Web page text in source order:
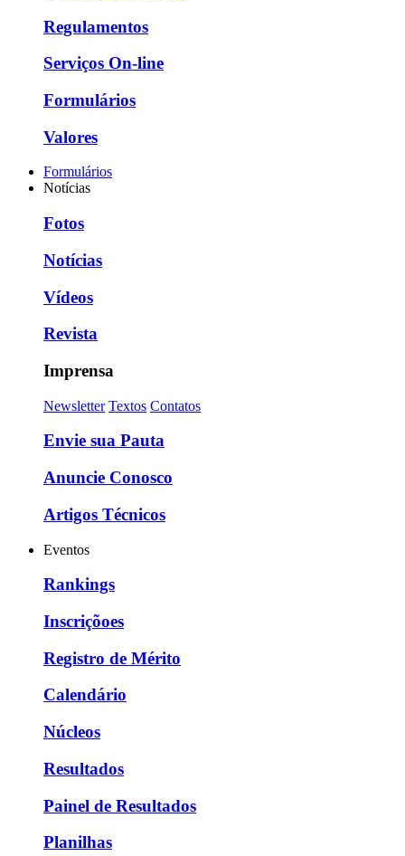
Regulamentos
Serviços On-line
Formulários
Valores
Formulários
Notícias
Fotos
Notícias
Vídeos
Revista
Imprensa
Newsletter Textos Contatos
Envie sua Pauta
Anuncie Conosco
Artigos Técnicos
Eventos
Rankings
Inscriçõoes
Registro de Mérito
Calendário
Núcleos
Resultados
Painel de Resultados
Planilhas